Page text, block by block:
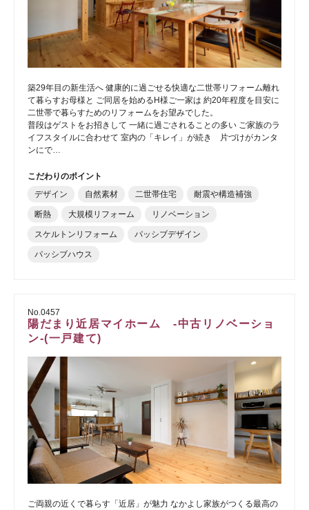
築29年目の新生活へ 健康的に過ごせる快適な二世帯リフォーム離れ
て暮らすお母様と ご同居を始めるH様ご一家は 約20年程度を目安に
二世帯で暮らすためのリフォームをお望みでした。
普段はゲストをお招きして 一緒に過ごされることの多い ご家族のラ
イフスタイルに合わせて 室内の「キレイ」が続き 片づけがカンタ
ンにで…
こだわりのポイント
デザイン
自然素材 二世帯住宅 耐震や構造補強
断熱 大規模リフォーム リノベーション
スケルトンリフォーム パッシブデザイン
パッシブハウス
No.0457
陽だまり近居マイホーム -中古リノベーショ
ン-(一戸建て)
ご両親の近くで暮らす「近居」が魅力 なかよし家族がつくる最高の